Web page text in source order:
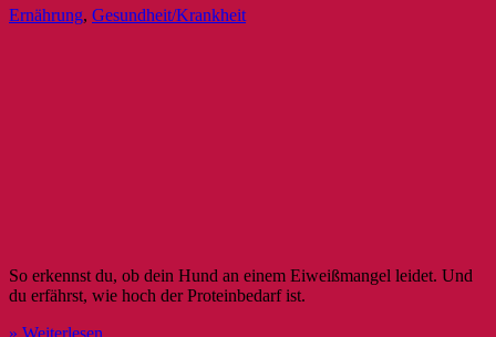
Ernährung, Gesundheit/Krankheit
So erkennst du, ob dein Hund an einem Eiweißmangel leidet. Und
du erfährst, wie hoch der Proteinbedarf ist.